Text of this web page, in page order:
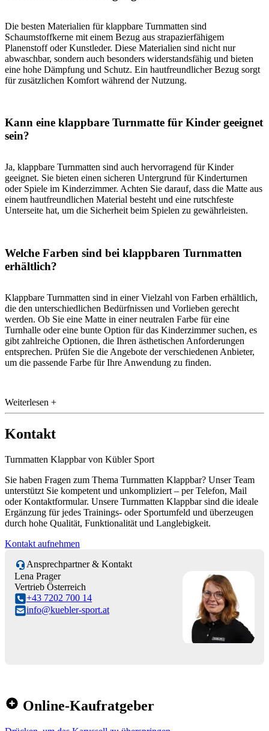
Die besten Materialien für klappbare Turnmatten sind
Schaumstoffkerne mit einem Bezug aus strapazierfähigem
Planenstoff oder Kunstleder. Diese Materialien sind nicht nur
abwaschbar, sondern auch besonders widerstandsfähig und bieten
eine hohe Dämpfung und Schutz. Ein hautfreundlicher Bezug sorgt
für zusätzlichen Komfort während der Nutzung.
Kann eine klappbare Turnmatte für Kinder geeignet
sein?
Ja, klappbare Turnmatten sind auch hervorragend für Kinder
geeignet. Sie bieten einen sicheren Untergrund für Kinderturnen
oder Spiele im Kinderzimmer. Achten Sie darauf, dass die Matte aus
einem hautfreundlichen Material besteht und eine rutschfeste
Unterseite hat, um die Sicherheit beim Spielen zu gewährleisten.
Welche Farben sind bei klappbaren Turnmatten
erhältlich?
Klappbare Turnmatten sind in einer Vielzahl von Farben erhältlich,
die den unterschiedlichen Bedürfnissen und Vorlieben gerecht
werden. Ob Sie eine Matte in einer neutralen Farbe für eine
Turnhalle oder eine bunte Option für das Kinderzimmer suchen, es
gibt zahlreiche Optionen, die Ihren ästhetischen Anforderungen
entsprechen. Prüfen Sie die Angebote der verschiedenen Anbieter,
um die passende Farbe für Ihre Anwendung zu finden.
Weiterlesen +
Kontakt
Turnmatten Klappbar von Kübler Sport
Sie haben Fragen zum Thema Turnmatten Klappbar? Unser Team
unterstützt Sie kompetent und unkompliziert – per Telefon, Mail
oder Kontaktformular. Unsere Turnmatten Klappbar sind die ideale
Ergänzung für jedes Trainings- oder Sportumfeld und überzeugen
durch hohe Qualität, Funktionalität und Langlebigkeit.
Kontakt aufnehmen
Ansprechpartner & Kontakt
Lena Prager
Vertrieb Österreich
+43 7202 700 14
info@kuebler-sport.at
Online-Kaufratgeber